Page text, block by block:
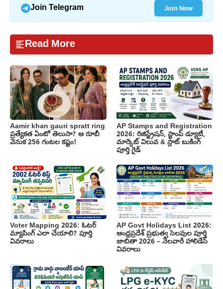
Join Telegram Join Now
Read More
Aamir khan gauri spratt ring
ప్రత్యేకత ఏంటో తెలుసా? ఆ రూబీ
వెనుక 256 గంటల కష్టం!
AP Stamps and Registration
2026: రిజిస్ట్రేషన్, స్టాంప్ డ్యూటీ,
మార్కెట్ విలువ & స్లాట్ బుకింగ్
పూర్తి గైడ్
Voter Mapping 2026: ఓటర్
మ్యాపింగ్ ఎలా చేయాలి? పూర్తి
వివరాలు
AP Govt Holidays List 2026:
ఆంధ్రప్రదేశ్ ప్రభుత్వ సెలవుల పూర్తి
జాబితా 2026 – నెలవారీ హాలిడేస్
వివరాలు